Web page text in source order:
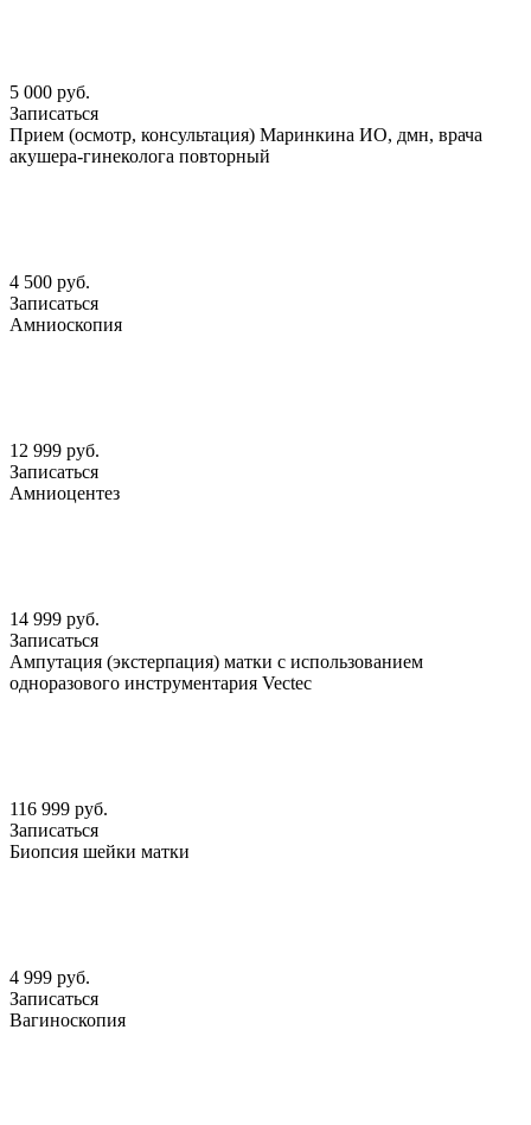
5 000 руб.
Записаться
Прием (осмотр, консультация) Маринкина ИО, дмн, врача
акушера-гинеколога повторный
4 500 руб.
Записаться
Амниоскопия
12 999 руб.
Записаться
Амниоцентез
14 999 руб.
Записаться
Ампутация (экстерпация) матки с использованием
одноразового инструментария Vectec
116 999 руб.
Записаться
Биопсия шейки матки
4 999 руб.
Записаться
Вагиноскопия